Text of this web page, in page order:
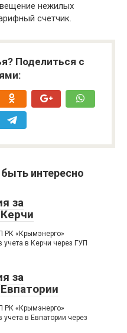
нежилых
счетчик.
Поделиться с
интересно
за
РК «Крымэнерго»
в Керчи через ГУП
за
РК «Крымэнерго»
в Евпатории через